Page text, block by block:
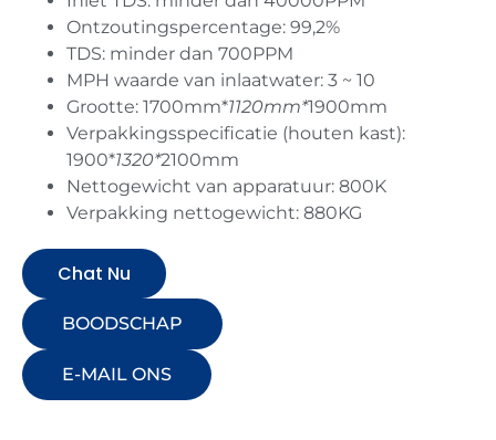
Ontzoutingspercentage: 99,2%
TDS: minder dan 700PPM
MPH waarde van inlaatwater: 3 ~ 10
Grootte: 1700mm*1120mm*1900mm
Verpakkingsspecificatie (houten kast):
1900*1320*2100mm
Nettogewicht van apparatuur: 800K
Verpakking nettogewicht: 880KG
Chat Nu
BOODSCHAP
E-MAIL ONS